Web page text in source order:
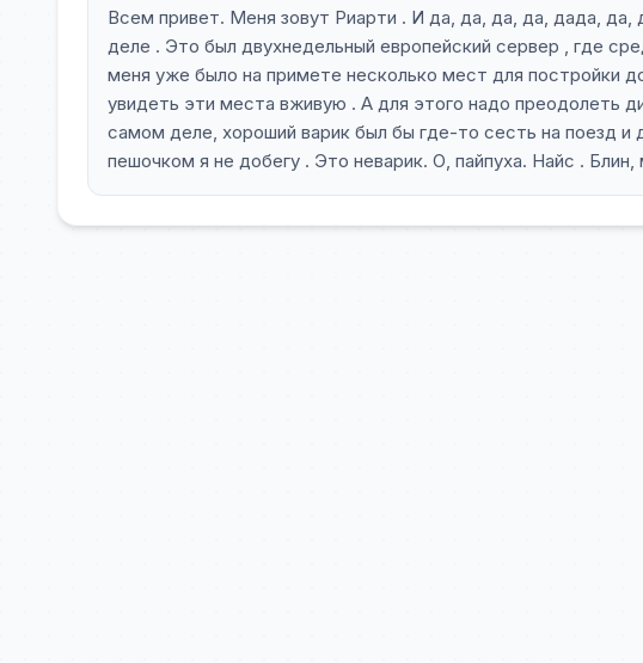
Всем привет. Меня зовут Риарти . И да, да, да, да, дада,
деле . Это был двухнедельный европейский сервер , где
меня уже было на примете несколько мест для постройки
увидеть эти места вживую . А для этого надо преодолеть
самом деле, хороший варик был бы где-то сесть на поезд
пешочком я не добегу . Это неварик. О, пайпуха. Найс .